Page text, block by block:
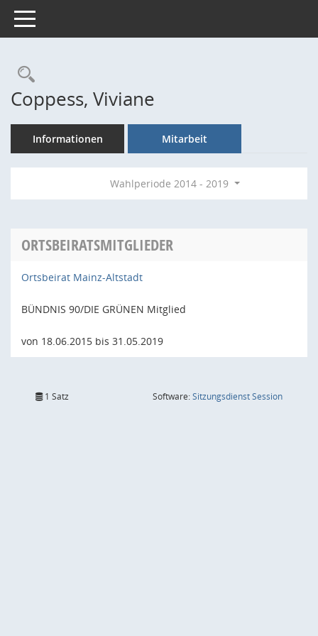
Toggle navigation
Rechercheauswahl
Coppess, Viviane
Informationen Mitarbeit
Wahlperiode 2014 - 2019
ORTSBEIRATSMITGLIEDER
Ortsbeirat Mainz-Altstadt
BÜNDNIS 90/DIE GRÜNEN Mitglied
von 18.06.2015 bis 31.05.2019
1 Satz Software:SitzungsdienstSession(Wird in